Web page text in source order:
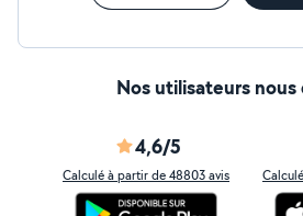
Nos utilisateurs
4,6/5
Calculé à partir de 48803 avis